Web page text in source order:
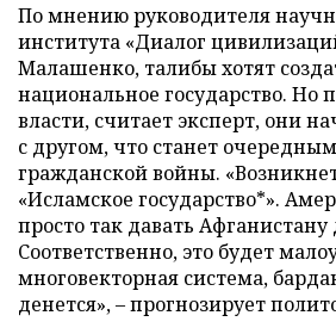
По мнению руководителя
института «Диалог
Малашенко, талибы хотят
национальное государство. Но
власти, считает эксперт, они
с другом, что станет
гражданской войны.
«Исламское государство*».
просто так давать Афганистану
Соответственно, это будет
многовекторная система,
денется», – прогнозирует